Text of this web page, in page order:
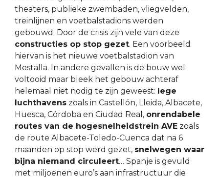
theaters, publieke zwembaden, vliegvelden,
treinlijnen en voetbalstadions werden
gebouwd. Door de crisis zijn vele van deze
constructies op stop gezet. Een voorbeeld
hiervan is het nieuwe voetbalstadion van
Mestalla. In andere gevallen is de bouw wel
voltooid maar bleek het gebouw achteraf
helemaal niet nodig te zijn geweest: lege
luchthavens zoals in Castellón, Lleida, Albacete,
Huesca, Córdoba en Ciudad Real, onrendabele
routes van de hogesnelheidstrein AVE zoals
de route Albacete-Toledo-Cuenca dat na 6
maanden op stop werd gezet, snelwegen waar
bijna niemand circuleert… Spanje is gevuld
met miljoenen euro’s aan infrastructuur die